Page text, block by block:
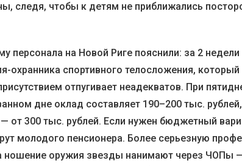
следя, чтобы к детям не приближались
персонала на Новой Риге пояснили: за 2
охранника спортивного телосложения, который
отпугивает неадекватов. При
дне оклад составляет 190–200 тыс.
от 300 тыс. рублей. Если нужен бюджетный
молодого пенсионера. Более серьезную
ношение оружия звезды нанимают через ЧОПы